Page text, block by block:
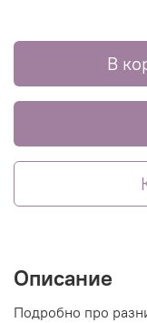
В
Описание
Подробно про